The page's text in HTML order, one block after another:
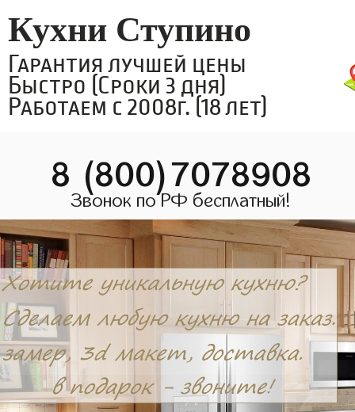
Кухни Ступино
Гарантия лучшей цены
Быстро (Сроки 3 дня)
Работаем с 2008г. (18 лет)
8 (800)7078908
Звонок по РФ бесплатный!